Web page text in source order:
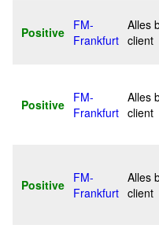
Positive
FM-
Frankfurt
Alles
client
Positive
FM-
Frankfurt
Alles
client
Positive
FM-
Frankfurt
Alles
client